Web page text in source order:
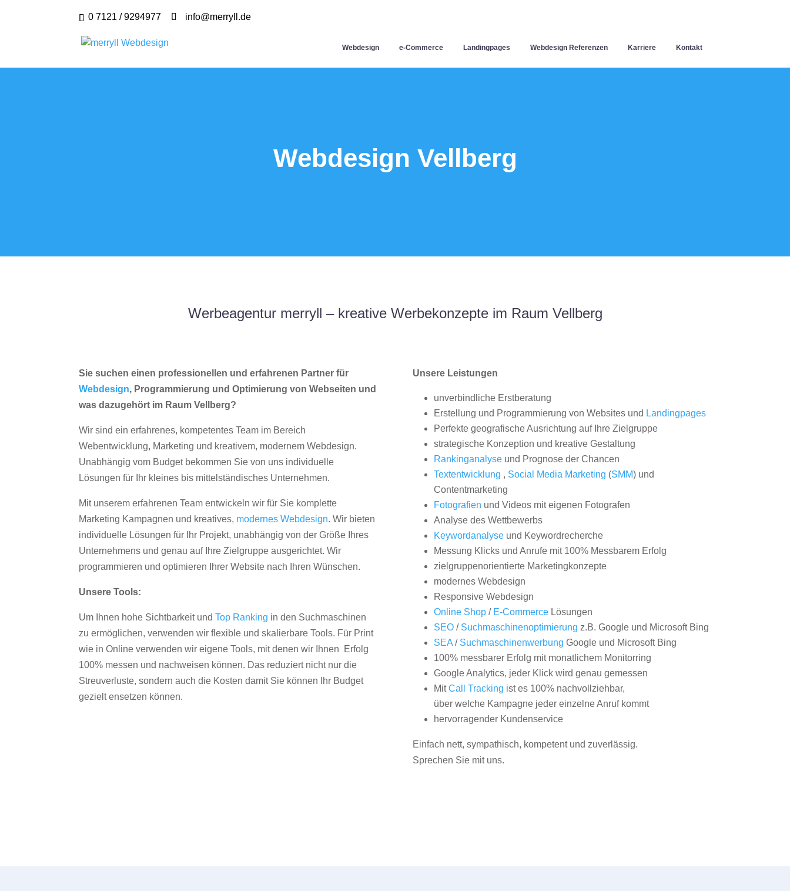
0 7121 / 9294977 info@merryll.de
Webdesign e-Commerce Landingpages Webdesign Referenzen Karriere Kontakt
Webdesign Vellberg
Werbeagentur merryll – kreative Werbekonzepte im Raum Vellberg
Sie suchen einen professionellen und erfahrenen Partner für
Webdesign, Programmierung und Optimierung von Webseiten und
was dazugehört im Raum Vellberg?
Wir sind ein erfahrenes, kompetentes Team im Bereich
Webentwicklung, Marketing und kreativem, modernem Webdesign.
Unabhängig vom Budget bekommen Sie von uns individuelle
Lösungen für Ihr kleines bis mittelständisches Unternehmen.
Mit unserem erfahrenen Team entwickeln wir für Sie komplette
Marketing Kampagnen und kreatives, modernes Webdesign. Wir bieten
individuelle Lösungen für Ihr Projekt, unabhängig von der Größe Ihres
Unternehmens und genau auf Ihre Zielgruppe ausgerichtet. Wir
programmieren und optimieren Ihrer Website nach Ihren Wünschen.
Unsere Tools:
Um Ihnen hohe Sichtbarkeit undTop Ranking in den Suchmaschinen
zu ermöglichen, verwenden wir flexible und skalierbare Tools. Für Print
wie in Online verwenden wir eigene Tools, mit denen wir Ihnen Erfolg
100% messen und nachweisen können. Das reduziert nicht nur die
Streuverluste, sondern auch die Kosten damit Sie können Ihr Budget
gezielt ensetzen können.
Unsere Leistungen
unverbindliche Erstberatung
Erstellung und Programmierung von Websites und Landingpages
Perfekte geografische Ausrichtung auf Ihre Zielgruppe
strategische Konzeption und kreative Gestaltung
Rankinganalyseund Prognose der Chancen
Textentwicklung , Social Media Marketing (SMM) und
Contentmarketing
Fotografien und Videos mit eigenen Fotografen
Analyse des Wettbewerbs
Keywordanalyseund Keywordrecherche
Messung Klicks und Anrufe mit 100% Messbarem Erfolg
zielgruppenorientierte Marketingkonzepte
modernes Webdesign
Responsive Webdesign
Online Shop/ E-CommerceLösungen
SEO/ Suchmaschinenoptimierung z.B. Google und Microsoft Bing
SEA/ Suchmaschinenwerbung Google und Microsoft Bing
100% messbarer Erfolg mit monatlichem Monitorring
Google Analytics, jeder Klick wird genau gemessen
MitCall Tracking ist es 100% nachvollziehbar,
über welche Kampagne jeder einzelne Anruf kommt
hervorragender Kundenservice
Einfach nett, sympathisch, kompetent und zuverlässig.
Sprechen Sie mit uns.